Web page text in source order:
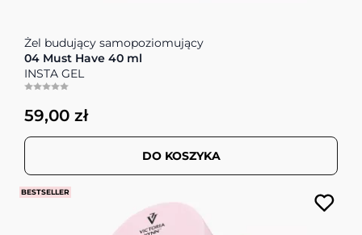
Żel budujący samopoziomujący
04 Must Have 40 ml
INSTA GEL
59,00 zł
DO KOSZYKA
BESTSELLER